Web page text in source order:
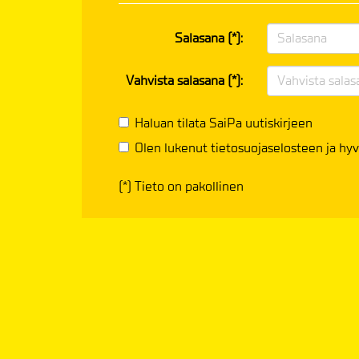
Salasana (*):
Vahvista salasana (*):
Haluan tilata SaiPa uutiskirjeen
Olen lukenuttietosuojaselosteen ja
(*) Tieto on pakollinen